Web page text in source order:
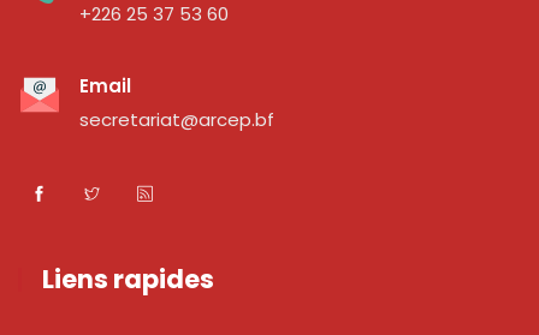
+226 25 37 53 60
Email
secretariat@arcep.bf
Liens rapides